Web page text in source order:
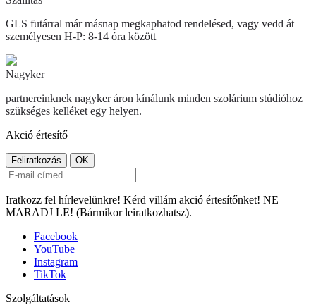
GLS futárral már másnap megkaphatod rendelésed, vagy vedd át
személyesen H-P: 8-14 óra között
Nagyker
partnereinknek nagyker áron kínálunk minden szolárium stúdióhoz
szükséges kelléket egy helyen.
Akció értesítő
Iratkozz fel hírlevelünkre! Kérd villám akció értesítőnket! NE
MARADJ LE! (Bármikor leiratkozhatsz).
Facebook
YouTube
Instagram
TikTok
Szolgáltatások